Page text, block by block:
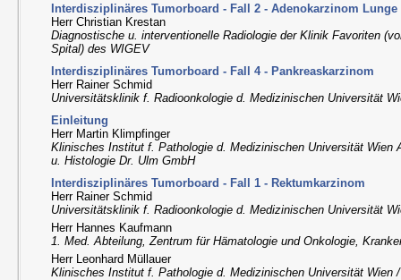
Interdisziplinäres Tumorboard - Fall 2 - Adenokarzinom Lunge
Herr Christian Krestan
Diagnostische u. interventionelle Radiologie der Klinik Favoriten
Spital) des WIGEV
Interdisziplinäres Tumorboard - Fall 4 - Pankreaskarzinom
Herr Rainer Schmid
Universitätsklinik f. Radioonkologie d. Medizinischen Universität
Einleitung
Herr Martin Klimpfinger
Klinisches Institut f. Pathologie d. Medizinischen Universität Wien
u. Histologie Dr. Ulm GmbH
Interdisziplinäres Tumorboard - Fall 1 - Rektumkarzinom
Herr Rainer Schmid
Universitätsklinik f. Radioonkologie d. Medizinischen Universität
Herr Hannes Kaufmann
1. Med. Abteilung, Zentrum für Hämatologie und Onkologie,
Herr Leonhard Müllauer
Klinisches Institut f. Pathologie d. Medizinischen Universität Wien